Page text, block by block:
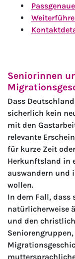
Seniorinnen
Dass
sicherlich kein
mit den
relevante
für kurze Zeit
Herkunftsland in
auswandern und
wollen.
In dem Fall, dass
natürlicherweise
und den